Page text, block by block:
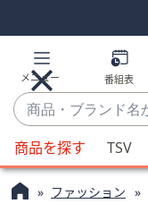
Links
Links2
メニュー 番組表
商
品・
ブ
ラ
ン
候
補
が
利
商品を探す TSV
ファッション